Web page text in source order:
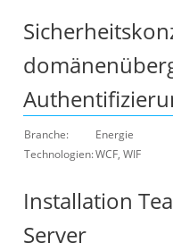
Branche:
Energie
Technologien:WCF, WIF
Installation
Server